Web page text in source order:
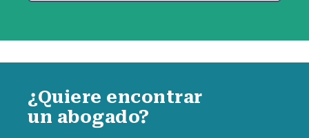
¿Quiere encontrar
un abogado?